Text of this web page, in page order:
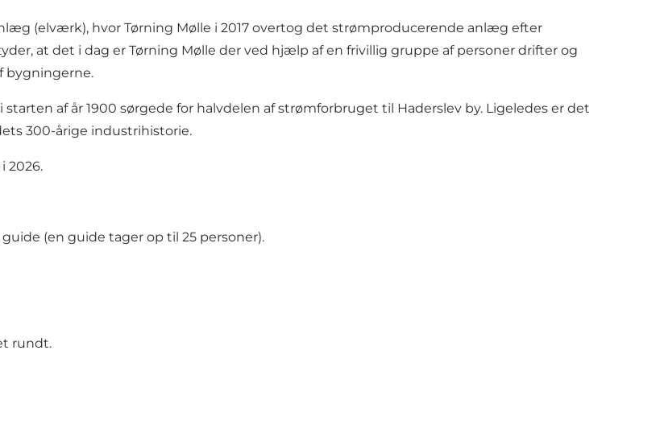
(elværk), hvor Tørning Mølle i 2017 overtog det strømproducerende anlæg efter
at det i dag er Tørning Mølle der ved hjælp af en frivillig gruppe af personer drifter og
bygningerne.
af år 1900 sørgede for halvdelen af strømforbruget til Haderslev by. Ligeledes er det
300-årige industrihistorie.
2026.
(en guide tager op til 25 personer).
rundt.